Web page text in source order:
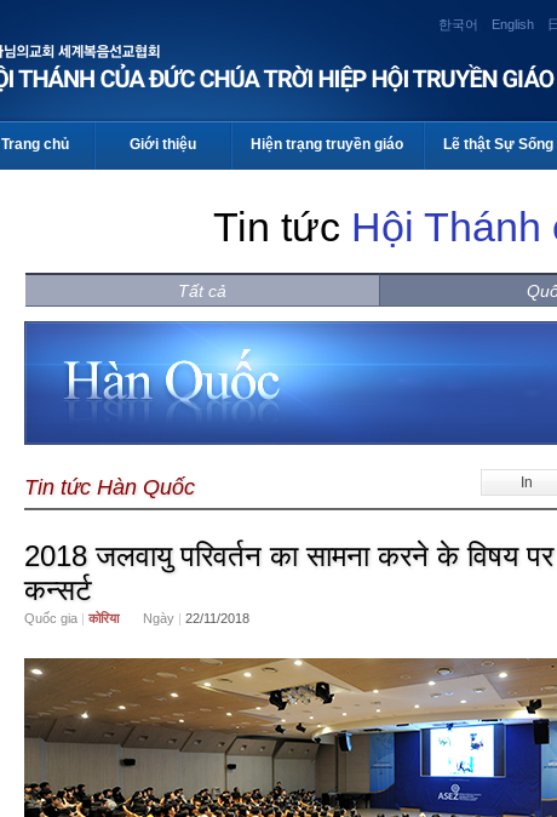
한국어 English
Trang chủ Giới thiệu Hiện trạng truyền giáo Lẽ thật Sự Sống
Tin tức Hội
Tất cả
Tin tức Hàn Quốc In
2018 जलवायु परिवर्तन का सामना करने के विषय
कन्सर्ट
Quốc gia | कोरिया Ngày | 22/11/2018